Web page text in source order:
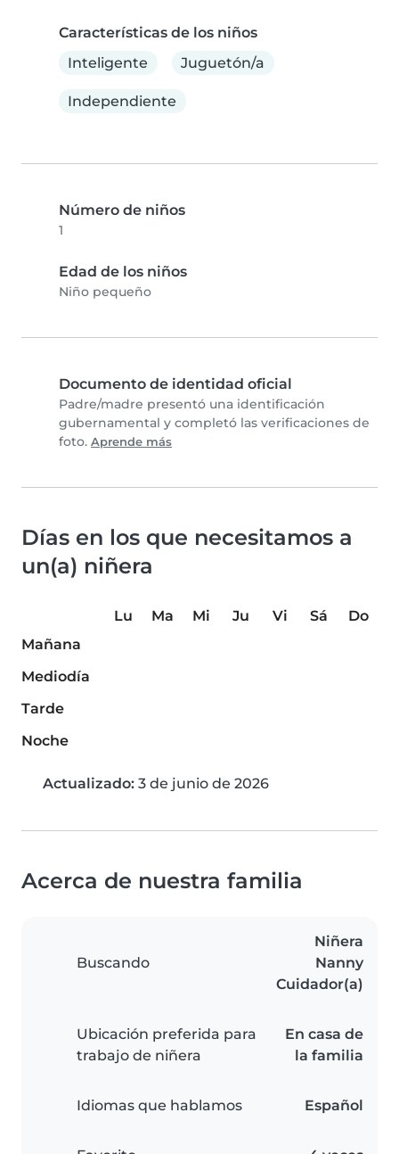
Características de los niños
Inteligente
Juguetón/a
Independiente
Número de niños
1
Edad de los niños
Niño pequeño
Documento de identidad oficial
Padre/madre presentó una identificación
gubernamental y completó las verificaciones de
foto. Aprende más
Días en los que necesitamos a
un(a) niñera
Lu Ma Mi Ju Vi Sá
Do
Mañana
Mediodía
Tarde
Noche
Actualizado: 3 de junio de 2026
Acerca de nuestra familia
Buscando
Niñera
Nanny
Cuidador(a)
Ubicación preferida para
trabajo de niñera
En casa de
la familia
Idiomas que hablamos Español